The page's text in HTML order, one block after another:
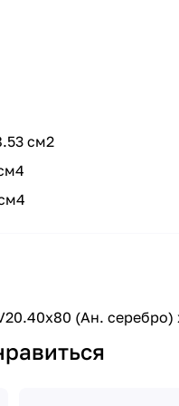
см2
(Ан. серебро)